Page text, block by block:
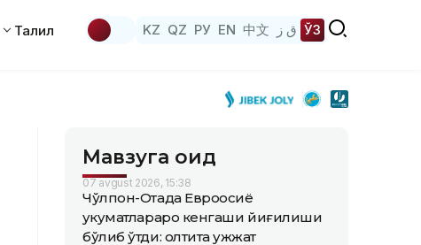
Таҳлил KZ QZ РУ EN 中文 ق ز ЎЗ
Мавзуга оид
07 avgust 2026, 15:38
Чўлпон-Отада Евроосиё
ҳукуматлараро кенгаши йиғилиши
бўлиб ўтди: олтита ҳужжат